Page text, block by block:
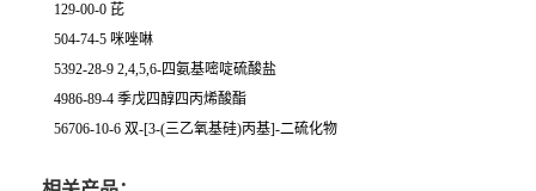
129-00-0 芘
504-74-5 咪唑啉
5392-28-9 2,4,5,6-四氨基嘧啶硫酸盐
4986-89-4 季戊四醇四丙烯酸酯
56706-10-6 双-[3-(三乙氧基硅)丙基]-二硫化物